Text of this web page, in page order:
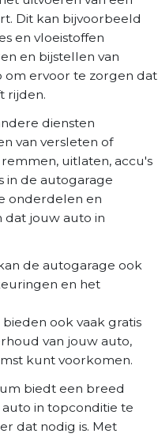
Dit kan bijvoorbeeld
en vloeistoffen
en bijstellen van
om ervoor te zorgen dat
rijden.
diensten
van versleten of
uitlaten, accu's
in de autogarage
onderdelen en
dat jouw auto in
de autogarage ook
en het
ook vaak gratis
van jouw auto,
kunt voorkomen.
biedt een breed
in topconditie te
dat nodig is. Met